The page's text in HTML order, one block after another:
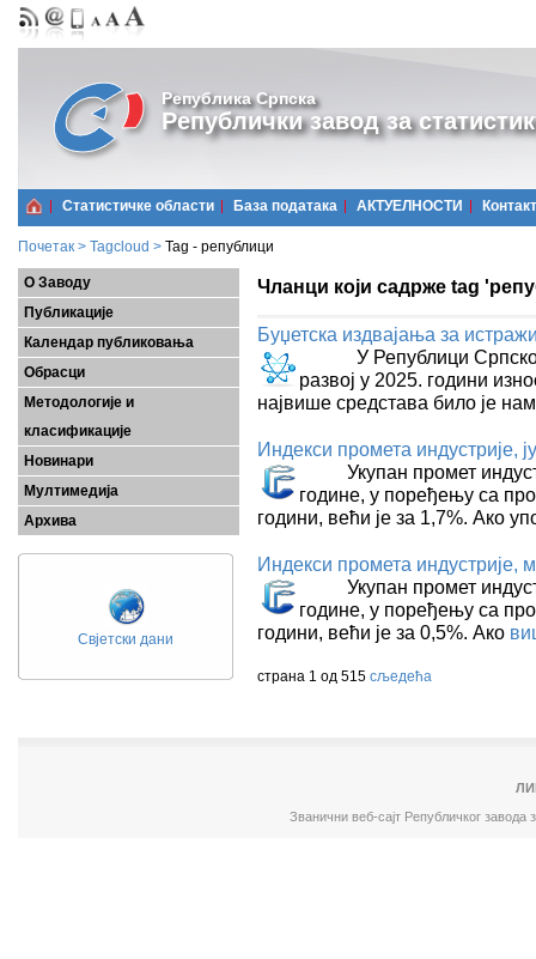
Република Српска
Републички завод за
Статистичке области Базa података АКТУЕЛНОСТИ Контакт
Почетак > Tagcloud > Tag - републици
О Заводу
Публикације
Календар публиковања
Обрасци
Методологије и
класификације
Новинари
Мултимедија
Архива
Свјетски дани
Чланци који садрже tag
Буџетска издвајања за
У Републици Српској,
развој у 2025. години
највише средстава било је
Индекси промета индустријe,
Укупан промет
године, у поређењу са
години, већи је за 1,7%. Ако
Индекси промета индустријe,
Укупан промет
године, у поређењу са
години, већи је за 0,5%. Ако
страна 1 од 515 сљедећа
Званични веб-сајт Републичког